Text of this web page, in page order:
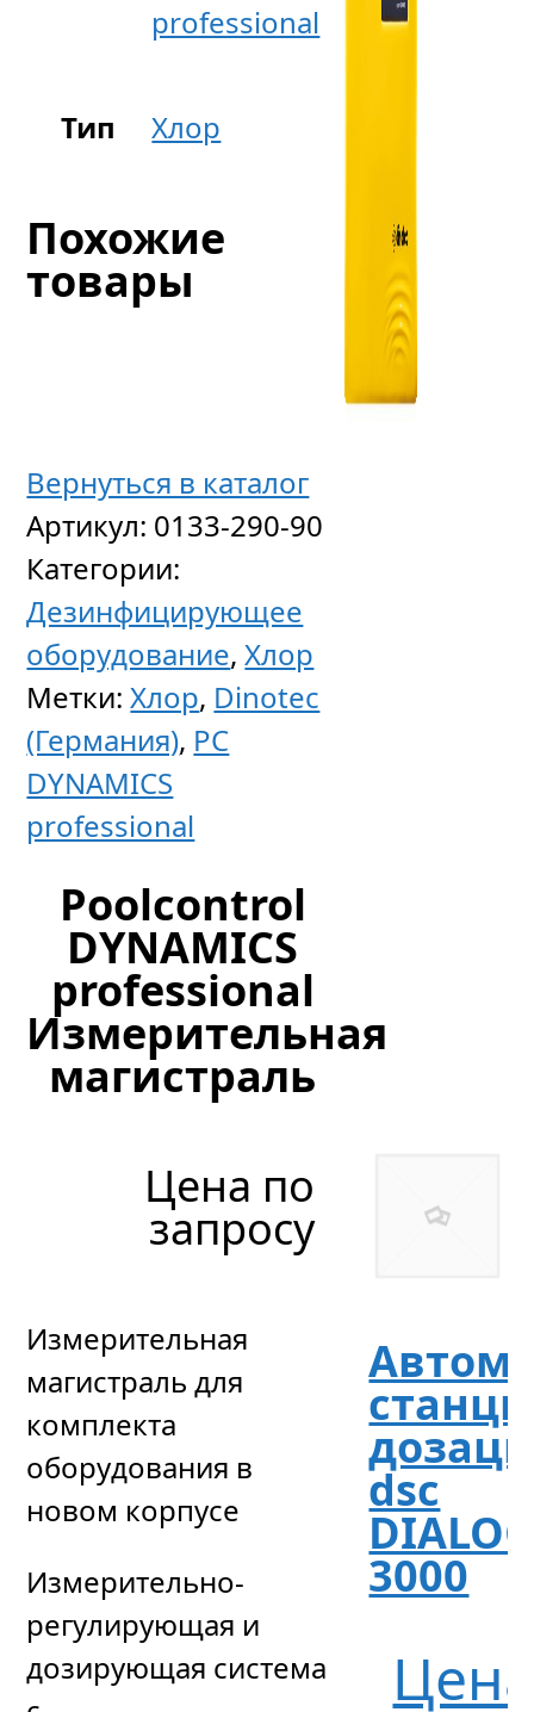
Вернуться в каталог
Артикул: 0133-290-90
Категории:
Дезинфицирующее
оборудование,Хлор
Метки:Хлор, Dinotec
(Германия), PC
DYNAMICS
professional
Poolcontrol
DYNAMICS
professional
Измерительная
магистраль
Цена по
запросу
Измерительная
магистраль для
комплекта
оборудования в
новом корпусе
Измерительно-
регулирующая и
дозирующая система
professional
Тип Хлор
Похожие
товары
dsc
3000